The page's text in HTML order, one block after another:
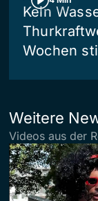
Kein
Wochen
Weitere
Videos aus der